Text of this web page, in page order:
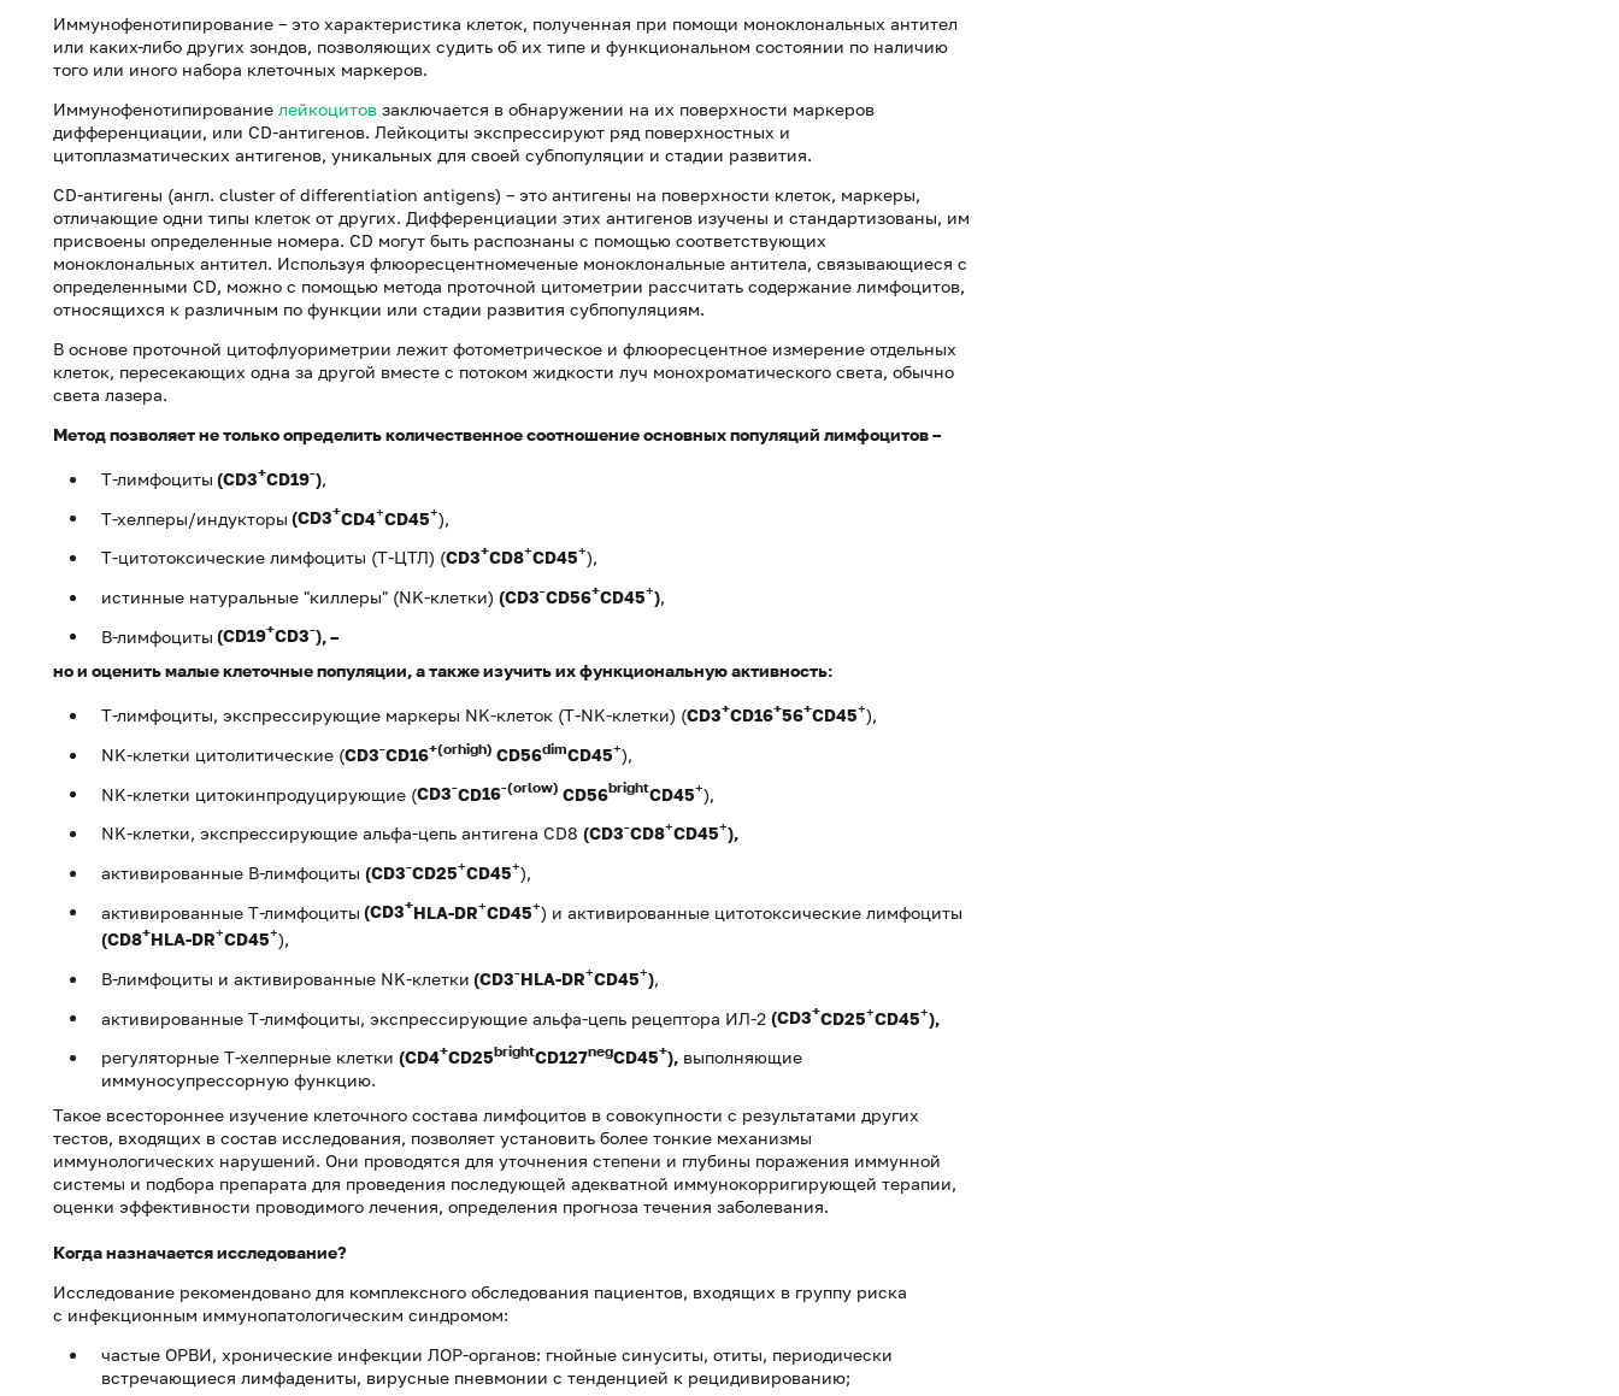
Иммунофенотипирование – это характеристика клеток, полученная при помощи моноклональных антител
или каких-либо других зондов, позволяющих судить об их типе и функциональном состоянии по наличию
того или иного набора клеточных маркеров.
Иммунофенотипирование лейкоцитов заключается в обнаружении на их поверхности маркеров
дифференциации, или CD-антигенов. Лейкоциты экспрессируют ряд поверхностных и
цитоплазматических антигенов, уникальных для своей субпопуляции и стадии развития.
CD-антигены (англ. cluster of differentiation antigens) – это антигены на поверхности клеток, маркеры,
отличающие одни типы клеток от других. Дифференциации этих антигенов изучены и стандартизованы, им
присвоены определенные номера. CD могут быть распознаны с помощью соответствующих
моноклональных антител. Используя флюоресцентномеченые моноклональные антитела, связывающиеся с
определенными CD, можно с помощью метода проточной цитометрии рассчитать содержание лимфоцитов,
относящихся к различным по функции или стадии развития субпопуляциям.
В основе проточной цитофлуориметрии лежит фотометрическое и флюоресцентное измерение отдельных
клеток, пересекающих одна за другой вместе с потоком жидкости луч монохроматического света, обычно
света лазера.
Метод позволяет не только определить количественное соотношение основных популяций лимфоцитов –
Т-лимфоциты (CD3+CD19-),
Т-хелперы/индукторы (CD3+CD4+CD45+),
Т-цитотоксические лимфоциты (Т-ЦТЛ) (CD3+CD8+CD45+),
истинные натуральные "киллеры" (NK-клетки) (CD3-CD56+CD45+),
В-лимфоциты (CD19+CD3-) , –
но и оценить малые клеточные популяции, а также изучить их функциональную активность:
Т-лимфоциты, экспрессирующие маркеры NK-клеток (Т-NK-клетки) (CD3+CD16+56+CD45+),
NK-клетки цитолитические (CD3-CD16+(orhigh) CD56dimCD45+),
NK-клетки цитокинпродуцирующие (CD3-CD16-(orlow) CD56brightCD45+),
NK-клетки, экспрессирующие альфа-цепь антигена CD8 (CD3-СD8+CD45+),
активированные В-лимфоциты (CD3-CD25+CD45+),
активированные Т-лимфоциты (CD3+HLA-DR+CD45+) и активированные цитотоксические лимфоциты
(CD8+HLA-DR+CD45+),
В-лимфоциты и активированные NK-клетки (CD3-HLA-DR+CD45+),
активированные Т-лимфоциты, экспрессирующие альфа-цепь рецептора ИЛ-2 (CD3+CD25+CD45+),
регуляторные Т-хелперные клетки (CD4+CD25brightCD127negCD45+), выполняющие
иммуносупрессорную функцию.
Такое всестороннее изучение клеточного состава лимфоцитов в совокупности с результатами других
тестов, входящих в состав исследования, позволяет установить более тонкие механизмы
иммунологических нарушений. Они про­водятся для уточнения степени и глубины поражения иммунной
системы и подбора препарата для проведения последующей адек­ватной иммунокорригирующей терапии,
оценки эффективности проводимого лечения, определения прогноза течения заболевания.
Когда назначается исследование?
Исследование рекомендовано для комплексного обследования пациентов, входящих в группу риска
с инфекционным иммунопатологическим синдромом:
частые ОРВИ, хронические инфекции ЛОР-органов: гнойные синуситы, отиты, периодически
встречающиеся лимфадениты, вирусные пневмонии с тенденцией к рецидивированию;